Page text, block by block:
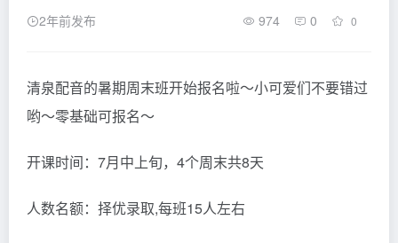
2年前发布 974 0 0
清泉配音的暑期周末班开始报名啦～小可爱们不要错过
哟～零基础可报名～
开课时间：7月中上旬，4个周末共8天
人数名额：择优录取,每班15人左右